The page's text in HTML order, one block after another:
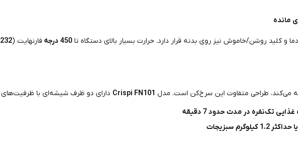
و کلید روشن/خاموش نیز روی بدنه قرار دارد. حرارت بسیار بالای دستگاه تا 450 درجه فارنهایت (232
می‌کند، طراحی متفاوت این سرخ‌کن است. مدل Crispi FN101 دارای دو ظرف شیشه‌ای با ظرفیت‌های
تک‌نفره در مدت حدود 7 دقیقه
سبزیجات